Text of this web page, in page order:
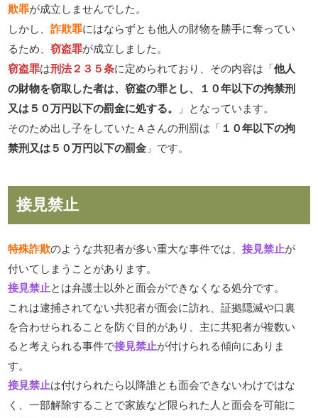
欺罪が成立しませんでした。
しかし、詐欺罪にはならずとも他人の財物を勝手に奪ってい
るため、窃盗罪が成立しました。
窃盗罪は刑法２３５条に定められており、その内容は「他人
の財物を窃取した者は、窃盗の罪とし、１０年以下の拘禁刑
又は５０万円以下の罰金に処する。
」となっています。
そのため出し子をしていたＡさんの刑罰は「 １０年以下の拘
禁刑又は５０万円以下の罰金 」です。
接見禁止
特殊詐欺のような共犯者が多い重大な事件では、接見禁止が
付いてしまうことがあります。
接見禁止とは弁護士以外と面会ができなくなる処分です。
これは逮捕されてない共犯者が面会に訪れ、証拠隠滅や口裏
を合わせられることを防ぐ目的があり、主に共犯者が複数い
ると考えられる事件で接見禁止が付けられる傾向にありま
す。
接見禁止は付けられたら以降誰とも面会できないわけではな
く、一部解除することで家族など限られた人と面会を可能に